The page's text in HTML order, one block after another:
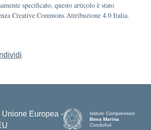
specificato, questo articolo è stato
Creative Commons Attribuzione 4.0 Italia.
Istituto Comprensivo
Bova Marina
Condofuri